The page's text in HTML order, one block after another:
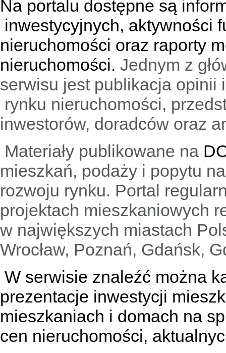
Na portalu dostępne są
inwestycyjnych, aktywności
nieruchomości oraz raporty
nieruchomości. Jednym z
serwisu jest publikacja
rynku nieruchomości,
inwestorów, doradców oraz
Materiały publikowane na
mieszkań, podaży i popytu
rozwoju rynku. Portal
projektach mieszkaniowych
w największych miastach
Wrocław, Poznań, Gdańsk,
W serwisie znaleźć można
prezentacje inwestycji
mieszkaniach i domach na
cen nieruchomości,